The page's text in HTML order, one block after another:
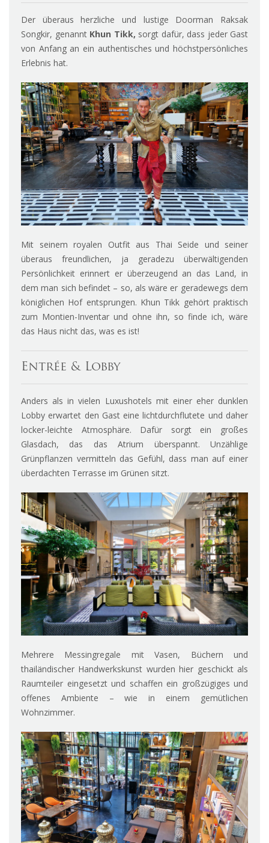
Der überaus herzliche und lustige Doorman Raksak
Songkir, genanntKhun Tikk, sorgt dafür, dass jeder Gast
von Anfang an ein authentisches und höchstpersönliches
Erlebnis hat.
Mit seinem royalen Outfit aus Thai Seide und seiner
überaus freundlichen, ja geradezu überwältigenden
Persönlichkeit erinnert er überzeugend an das Land, in
dem man sich befindet – so, als wäre er geradewegs dem
königlichen Hof entsprungen. Khun Tikk gehört praktisch
zum Montien-Inventar und ohne ihn, so finde ich, wäre
das Haus nicht das, was es ist!
Entrée & Lobby
Anders als in vielen Luxushotels mit einer eher dunklen
Lobby erwartet den Gast eine lichtdurchflutete und daher
locker-leichte Atmosphäre. Dafür sorgt ein großes
Glasdach, das das Atrium überspannt. Unzählige
Grünpflanzen vermitteln das Gefühl, dass man auf einer
überdachten Terrasse im Grünen sitzt.
Mehrere Messingregale mit Vasen, Büchern und
thailändischer Handwerkskunst wurden hier geschickt als
Raumteiler eingesetzt und schaffen ein großzügiges und
offenes Ambiente – wie in einem gemütlichen
Wohnzimmer.